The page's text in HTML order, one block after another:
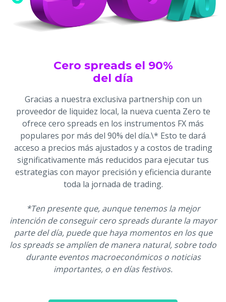
Cero spreads el 90%
del día
Gracias a nuestra exclusiva partnership con un
proveedor de liquidez local, la nueva cuenta Zero te
ofrece cero spreads en los instrumentos FX más
populares por más del 90% del día.\* Esto te dará
acceso a precios más ajustados y a costos de trading
significativamente más reducidos para ejecutar tus
estrategias con mayor precisión y eficiencia durante
toda la jornada de trading.
*Ten presente que, aunque tenemos la mejor
intención de conseguir cero spreads durante la mayor
parte del día, puede que haya momentos en los que
los spreads se amplíen de manera natural, sobre todo
durante eventos macroeconómicos o noticias
importantes, o en días festivos.